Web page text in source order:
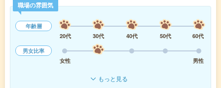
職場の雰囲気
年齢層
20代
30代 40代 50代
60代
男女比率
女性
男性
もっと見る